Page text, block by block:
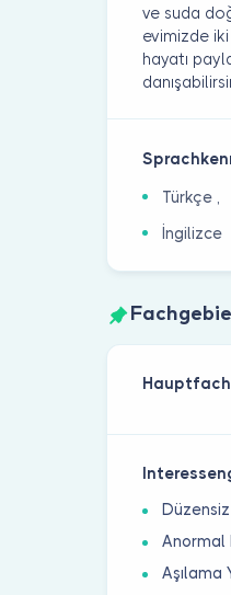
ve suda
evimizde
hayatı
Türkçe ,
İngilizce
Anormal
Aşılama